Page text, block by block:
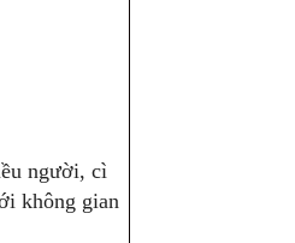
người, cì
không gian